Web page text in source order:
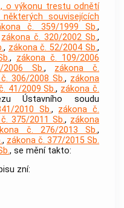
o výkonu trestu odnětí
souvisejících
č. 359/1999 Sb.,
zákona č. 320/2002 Sb.,
, zákona č. 52/2004 Sb.,
, zákona č. 109/2006
Sb., zákona č.
306/2008 Sb., zákona
41/2009 Sb., zákona č.
Ústavního soudu
2010 Sb., zákona č.
375/2011 Sb., zákona
č. 276/2013 Sb.,
, zákona č. 377/2015 Sb.
, se mění takto:
zní: